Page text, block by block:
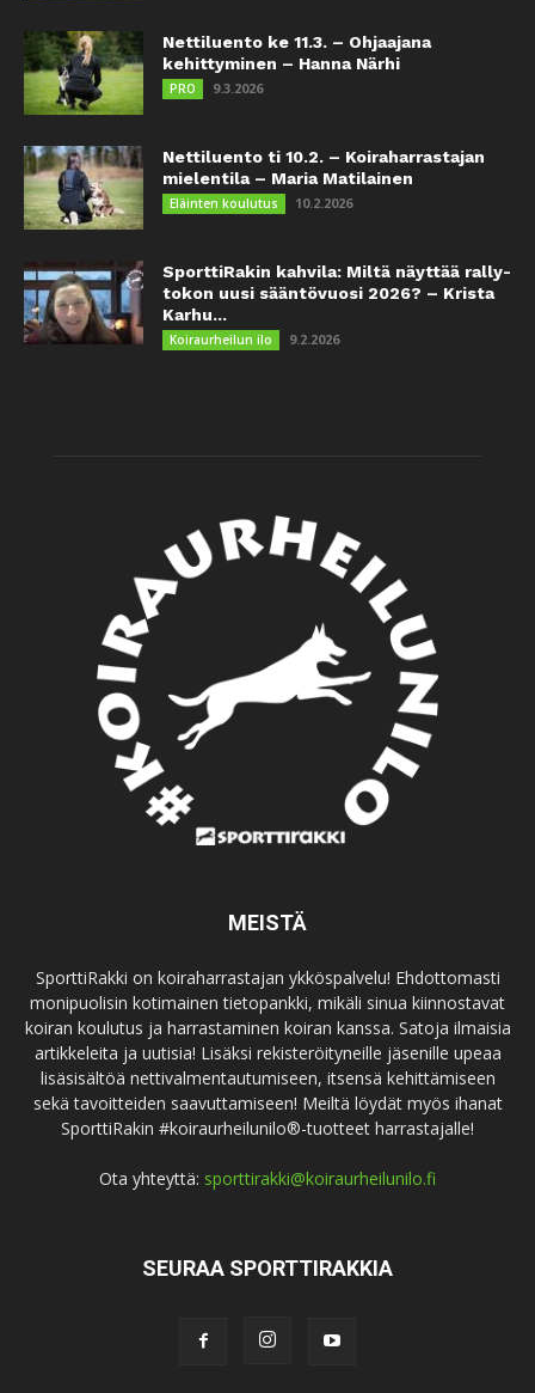
Nettiluento ke 11.3. – Ohjaajana
kehittyminen – Hanna Närhi
PRO 9.3.2026
Nettiluento ti 10.2. – Koiraharrastajan
mielentila – Maria Matilainen
Eläinten koulutus 10.2.2026
SporttiRakin kahvila: Miltä näyttää rally-
tokon uusi sääntövuosi 2026? – Krista
Karhu...
Koiraurheilun ilo 9.2.2026
MEISTÄ
SporttiRakki on koiraharrastajan ykköspalvelu! Ehdottomasti
monipuolisin kotimainen tietopankki, mikäli sinua kiinnostavat
koiran koulutus ja harrastaminen koiran kanssa. Satoja ilmaisia
artikkeleita ja uutisia! Lisäksi rekisteröityneille jäsenille upeaa
lisäsisältöä nettivalmentautumiseen, itsensä kehittämiseen
sekä tavoitteiden saavuttamiseen! Meiltä löydät myös ihanat
SporttiRakin #koiraurheilunilo®-tuotteet harrastajalle!
Ota yhteyttä: sporttirakki@koiraurheilunilo.fi
SEURAA SPORTTIRAKKIA